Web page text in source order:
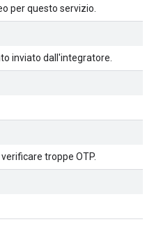
per questo servizio.
inviato dall'integratore.
troppe OTP.